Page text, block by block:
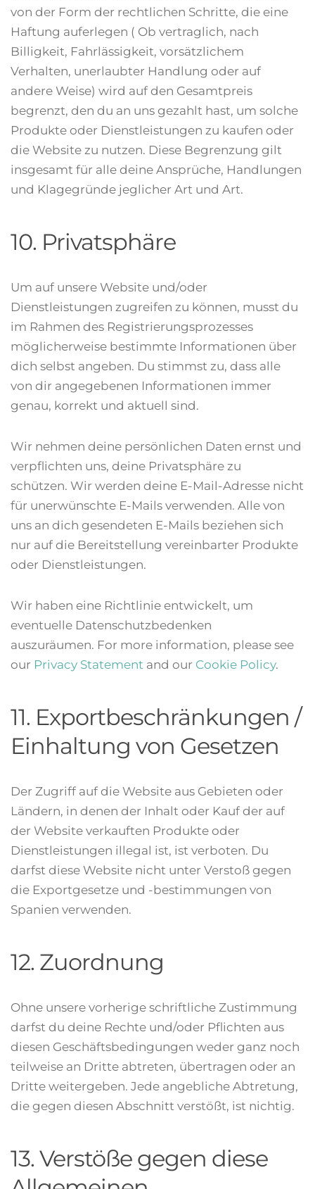
von der Form der rechtlichen Schritte, die eine
Haftung auferlegen ( Ob vertraglich, nach
Billigkeit, Fahrlässigkeit, vorsätzlichem
Verhalten, unerlaubter Handlung oder auf
andere Weise) wird auf den Gesamtpreis
begrenzt, den du an uns gezahlt hast, um solche
Produkte oder Dienstleistungen zu kaufen oder
die Website zu nutzen. Diese Begrenzung gilt
insgesamt für alle deine Ansprüche, Handlungen
und Klagegründe jeglicher Art und Art.
10. Privatsphäre
Um auf unsere Website und/oder
Dienstleistungen zugreifen zu können, musst du
im Rahmen des Registrierungsprozesses
möglicherweise bestimmte Informationen über
dich selbst angeben. Du stimmst zu, dass alle
von dir angegebenen Informationen immer
genau, korrekt und aktuell sind.
Wir nehmen deine persönlichen Daten ernst und
verpflichten uns, deine Privatsphäre zu
schützen. Wir werden deine E-Mail-Adresse nicht
für unerwünschte E-Mails verwenden. Alle von
uns an dich gesendeten E-Mails beziehen sich
nur auf die Bereitstellung vereinbarter Produkte
oder Dienstleistungen.
Wir haben eine Richtlinie entwickelt, um
eventuelle Datenschutzbedenken
auszuräumen. For more information, please see
our Privacy Statement and our Cookie Policy.
11. Exportbeschränkungen /
Einhaltung von Gesetzen
Der Zugriff auf die Website aus Gebieten oder
Ländern, in denen der Inhalt oder Kauf der auf
der Website verkauften Produkte oder
Dienstleistungen illegal ist, ist verboten. Du
darfst diese Website nicht unter Verstoß gegen
die Exportgesetze und -bestimmungen von
Spanien verwenden.
12. Zuordnung
Ohne unsere vorherige schriftliche Zustimmung
darfst du deine Rechte und/oder Pflichten aus
diesen Geschäftsbedingungen weder ganz noch
teilweise an Dritte abtreten, übertragen oder an
Dritte weitergeben. Jede angebliche Abtretung,
die gegen diesen Abschnitt verstößt, ist nichtig.
13. Verstöße gegen diese